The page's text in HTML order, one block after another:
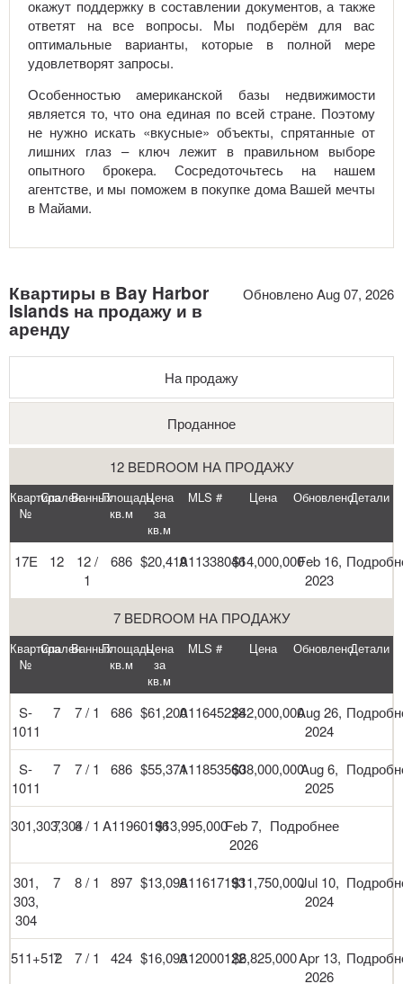
окажут поддержку в составлении документов, а также
ответят на все вопросы. Мы подберём для вас
оптимальные варианты, которые в полной мере
удовлетворят запросы.
Особенностью американской базы недвижимости
является то, что она единая по всей стране. Поэтому
не нужно искать «вкусные» объекты, спрятанные от
лишних глаз – ключ лежит в правильном выборе
опытного брокера. Сосредоточьтесь на нашем
агентстве, и мы поможем в покупке дома Вашей мечты
в Майами.
Обновлено Aug 07, 2026
Квартиры в Bay Harbor
Islands на продажу и в
аренду
На продажу
Проданное
12 BEDROOM НА ПРОДАЖУ
Квартира
№
СпаленВанныхПлощадь
кв.м
Цена
за
кв.м
MLS # Цена ОбновленоДетали
17E 12
12 /
1
686 $20,419A11338046$14,000,000Feb 16,
2023
7 BEDROOM НА ПРОДАЖУ
Квартира
№
СпаленВанныхПлощадь
кв.м
Цена
за
кв.м
MLS # Цена ОбновленоДетали
S-
1011
7 7 / 1 686 $61,200A11645228$42,000,000Aug 26,
2024
S-
1011
7 7 / 1 686 $55,371A11853560$38,000,000Aug 6,
2025
301,303,304
7 8 / 1 A11960196$13,995,000Feb 7,
2026
Подробнее
301,
303,
304
7 8 / 1 897 $13,098A11617193$11,750,000Jul 10,
2024
511+512
7 7 / 1 424 $16,093A12000122$6,825,000Apr 13,
2026